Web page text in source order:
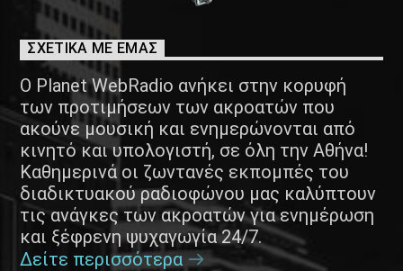
ΣΧΕΤΙΚΑ ΜΕ ΕΜΑΣ
Ο Planet WebRadio ανήκει στην κορυφή
των προτιμήσεων των ακροατών που
ακούνε μουσική και ενημερώνονται από
κινητό και υπολογιστή, σε όλη την Αθήνα!
Καθημερινά οι ζωντανές εκπομπές του
διαδικτυακού ραδιοφώνου μας καλύπτουν
τις ανάγκες των ακροατών για ενημέρωση
και ξέφρενη ψυχαγωγία 24/7.
Δείτε περισσότερα